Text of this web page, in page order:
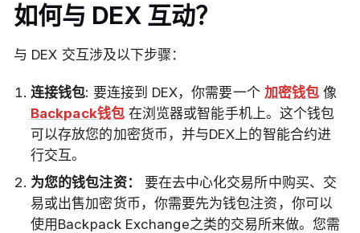
如何与 DEX 互动？
与 DEX 交互涉及以下步骤：
连接钱包: 要连接到 DEX，你需要一个 加密钱包 像
Backpack钱包在浏览器或智能手机上。这个钱包
可以存放您的加密货币，并与DEX上的智能合约进
行交互。
为您的钱包注资：
要在去中心化交易所中购买、交
易或出售加密货币，你需要先为钱包注资，你可以
使用Backpack Exchange之类的交易所来做。您需